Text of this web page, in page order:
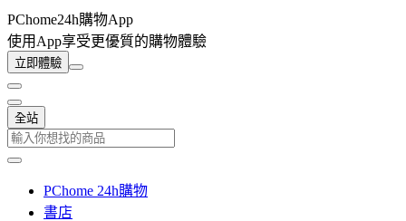
PChome24h購物App
使用App享受更優質的購物體驗
立即體驗
全站
PChome 24h購物
書店